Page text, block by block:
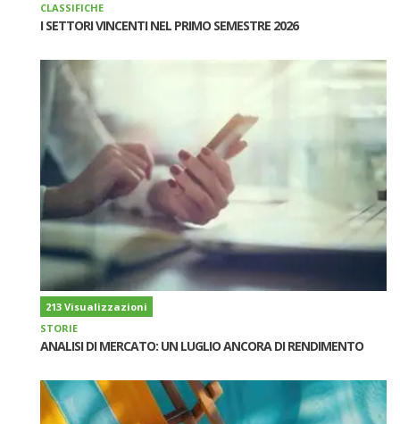
CLASSIFICHE
I SETTORI VINCENTI NEL PRIMO SEMESTRE 2026
213 Visualizzazioni
STORIE
ANALISI DI MERCATO: UN LUGLIO ANCORA DI RENDIMENTO